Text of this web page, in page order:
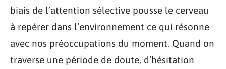
biais de l’attention sélective pousse le cerveau
à repérer dans l’environnement ce qui résonne
avec nos préoccupations du moment. Quand on
traverse une période de doute, d’hésitation